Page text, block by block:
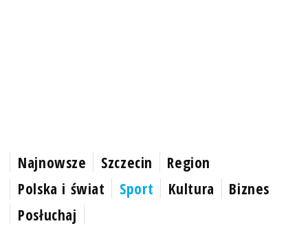
Najnowsze Szczecin
Region
Polska i świat
Sport Kultura
Biznes
Posłuchaj